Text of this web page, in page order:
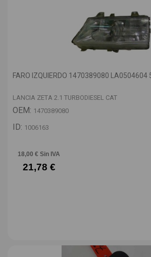
FARO IZQUIERDO 1470389080 LA0504604
LANCIA ZETA 2.1 TURBODIESEL CAT
OEM: 1470389080
ID: 1006163
18,00 € Sin IVA
21,78 €